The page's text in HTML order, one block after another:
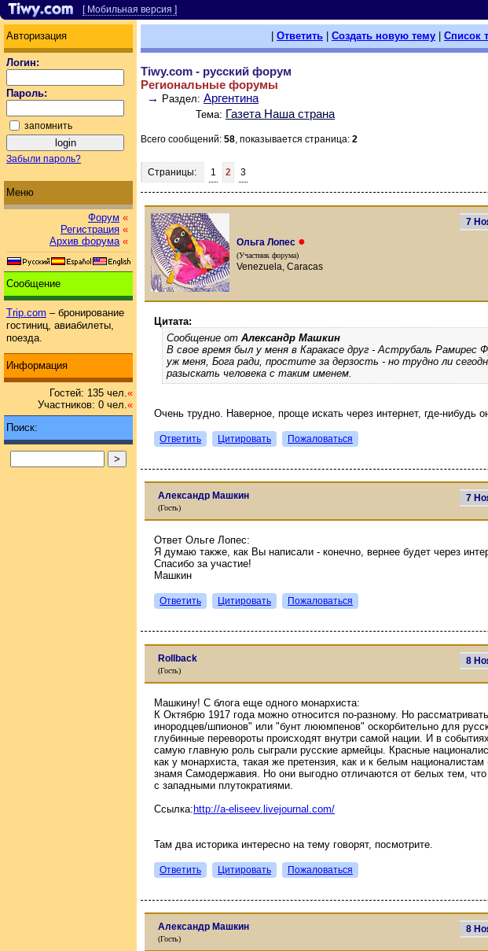
[ Мобильная версия ]
Авторизация
Логин:
Пароль:
запомнить
Забыли пароль?
Меню
Форум «
Регистрация «
Архив форума «
Сообщение
Trip.com – бронирование
гостиниц, авиабилеты,
поезда.
Информация
Гостей: 135 чел.«
Участников: 0 чел.«
Поиск:
Ответить Создать новую тему Список
Tiwy.com - русский форум
Региональные форумы
→ Раздел: Аргентина
Тема: Газета Наша страна
Всего сообщений: 58, показывается страница: 2
Страницы: 1 2 3
7
Ольга Лопес ●
(Участник форума)
Venezuela, Caracas
Цитата:
Сообщение от Александр Машкин
В свое время был у меня в Каракасе друг - Аструбаль Рамирес
уж меня, Бога ради, простите за дерзость - но трудно ли
разыскать человека с таким именем.
Очень трудно. Наверное, проще искать через интернет, где-нибудь
Ответить Цитировать Пожаловаться
7
Александр Машкин
(Гость)
Ответ Ольге Лопес:
Я думаю также, как Вы написали - конечно, вернее будет через
Спасибо за участие!
Машкин
Ответить Цитировать Пожаловаться
8
Rollback
(Гость)
Машкину! С блога еще одного монархиста:
К Октябрю 1917 года можно относится по-разному. Но рассматривать
инородцев/шпионов" или "бунт лююмпенов" оскорбительно для
глубинные перевороты происходят внутри самой нации. И в
самую главную роль сыграли русские армейцы. Красные
как у монархиста, такая же претензия, как и к белым
знамя Самодержавия. Но они выгодно отличаются от белых тем,
с западными плутократиями.
Ссылка:http://a-eliseev.livejournal.com/
Там два историка интересно на тему говорят, посмотрите.
Ответить Цитировать Пожаловаться
8
Александр Машкин
(Гость)